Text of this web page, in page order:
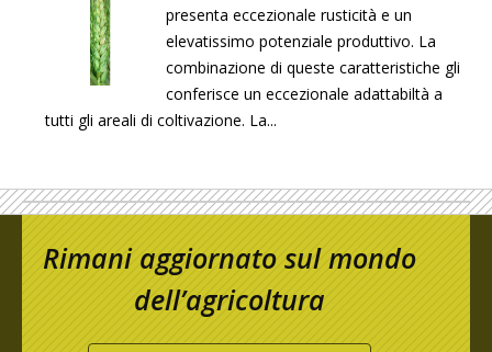
presenta eccezionale rusticità e un
elevatissimo potenziale produttivo. La
combinazione di queste caratteristiche gli
conferisce un eccezionale adattabiltà a
tutti gli areali di coltivazione. La...
Rimani aggiornato sul mondo
dell’agricoltura